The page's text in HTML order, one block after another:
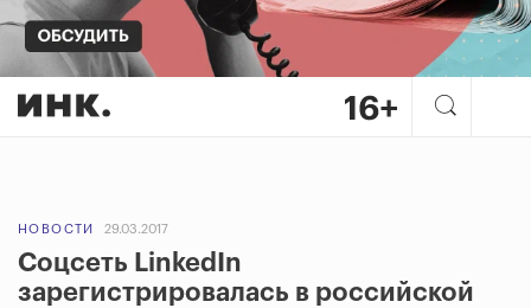
НОВОСТИ 29.03.2017
Соцсеть LinkedIn
зарегистрировалась в российской